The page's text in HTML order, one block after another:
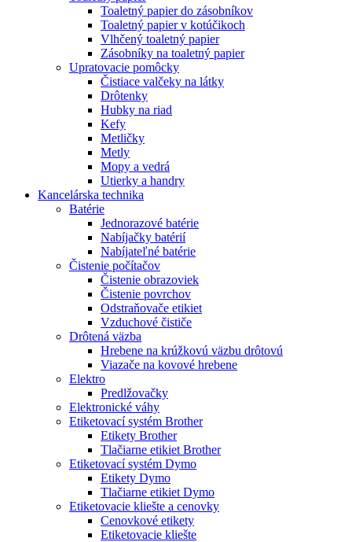
Toaletný papier do zásobníkov
Toaletný papier v kotúčikoch
Vlhčený toaletný papier
Zásobníky na toaletný papier
Upratovacie pomôcky
Čistiace valčeky na látky
Drôtenky
Hubky na riad
Kefy
Metličky
Metly
Mopy a vedrá
Utierky a handry
Kancelárska technika
Batérie
Jednorazové batérie
Nabíjačky batérií
Nabíjateľné batérie
Čistenie počítačov
Čistenie obrazoviek
Čistenie povrchov
Odstraňovače etikiet
Vzduchové čističe
Drôtená väzba
Hrebene na krúžkovú väzbu drôtovú
Viazače na kovové hrebene
Elektro
Predlžovačky
Elektronické váhy
Etiketovací systém Brother
Etikety Brother
Tlačiarne etikiet Brother
Etiketovací systém Dymo
Etikety Dymo
Tlačiarne etikiet Dymo
Etiketovacie kliešte a cenovky
Cenovkové etikety
Etiketovacie kliešte